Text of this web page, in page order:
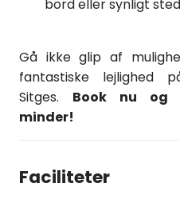
bord eller synligt
Gå ikke glip af
fantastiske lejlighed
Sitges. Book nu og
minder!
Faciliteter